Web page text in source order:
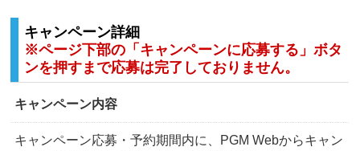
キャンペーン詳細
※ページ下部の「キャンペーンに応募する」ボタ
ンを押すまで応募は完了しておりません。
キャンペーン内容
キャンペーン応募・予約期間内に、PGM Webからキャン